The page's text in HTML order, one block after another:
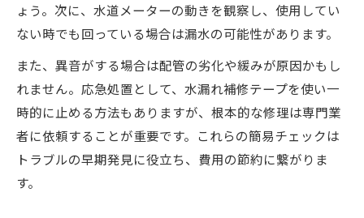
ょう。次に、水道メーターの動きを観察し、使用してい
ない時でも回っている場合は漏水の可能性があります。
また、異音がする場合は配管の劣化や緩みが原因かもし
れません。応急処置として、水漏れ補修テープを使い一
時的に止める方法もありますが、根本的な修理は専門業
者に依頼することが重要です。これらの簡易チェックは
トラブルの早期発見に役立ち、費用の節約に繋がりま
す。